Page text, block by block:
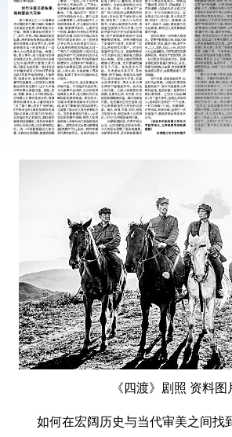
《四渡》剧照 资料图
如何在宏阔历史与当代审美之间找